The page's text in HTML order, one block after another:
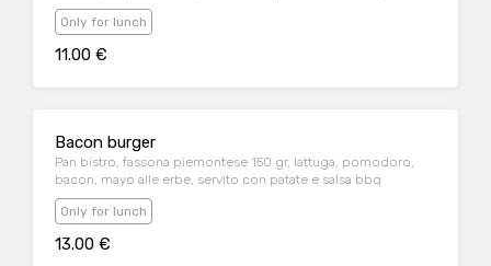
Only for lunch
11.00 €
Bacon burger
Pan bistro, fassona piemontese 150 gr, lattuga, pomodoro,
bacon, mayo alle erbe, servito con patate e salsa bbq
Only for lunch
13.00 €